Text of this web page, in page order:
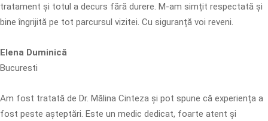
tratament și totul a decurs fără durere. M-am simțit respectată și
bine îngrijită pe tot parcursul vizitei. Cu siguranță voi reveni.
Elena Duminică
Bucuresti
Am fost tratată de Dr. Mălina Cinteza și pot spune că experiența a
fost peste așteptări. Este un medic dedicat, foarte atent și